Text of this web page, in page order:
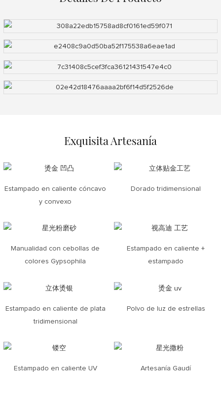
Exquisita Artesanía
Estampado en caliente cóncavo
y convexo
Dorado tridimensional
Manualidad con cebollas de
colores Gypsophila
Estampado en caliente +
estampado
Estampado en caliente de plata
tridimensional
Polvo de luz de estrellas
Estampado en caliente UV Artesanía Gaudí